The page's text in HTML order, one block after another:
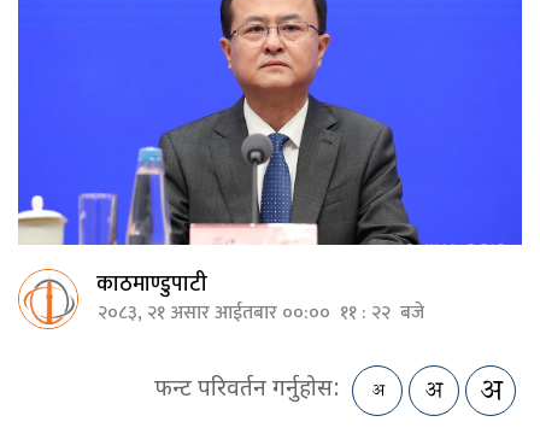
काठमाण्डुपाटी
२०८३, २१ असार आईतबार ००:०० ११ : २२ बजे
फन्ट परिवर्तन गर्नुहोस: